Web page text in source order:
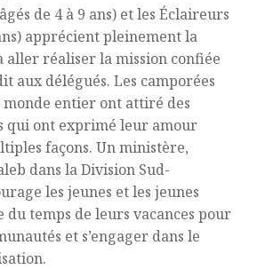
de 4 à 9 ans) et les Éclaireurs
apprécient pleinement la
aller réaliser la mission confiée
aux délégués. Les camporées
monde entier ont attiré des
qui ont exprimé leur amour
façons. Un ministère,
dans la Division Sud-
les jeunes et les jeunes
du temps de leurs vacances pour
et s’engager dans le